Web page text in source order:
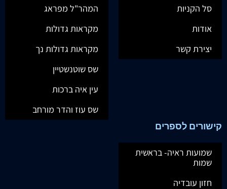
סל הקניות
אודות
יצירת קשר
המהר"ל מפראג
מקראות גדולות
מקראות גדולות נך
שס שוטנשטיין
עין איה ברכות
שס עוז והדר מורחב
קישורים לספרים
שמועות ראיה- בראשית
שמות
חזון עובדיה